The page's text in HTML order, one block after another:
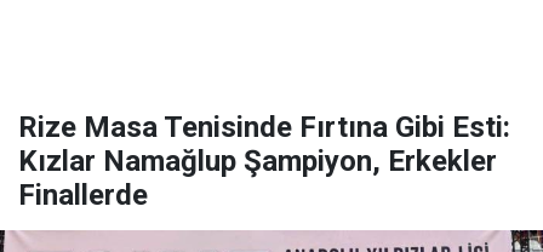
Rize Masa Tenisinde Fırtına Gibi Esti:
Kızlar Namağlup Şampiyon, Erkekler
Finallerde